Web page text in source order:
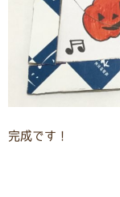
完成です！